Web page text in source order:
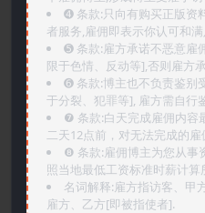
➍️ 条款:只向有购买正版资
者服务,雇佣即表示你认可和
➎ 条款:雇方承诺不恶意雇
限于色情、反动等],否则雇方
➏️ 条款:博主也不负责鉴别
于分裂、犯罪等], 雇方需自行
❼ 条款:白天完成雇佣内容
二天12点前，对无法完成的
❽ 条款:雇佣博主为您从事
照当地最低工资标准时薪计算
名词解释:雇方指访客、甲
雇方、乙方[即被指使者].